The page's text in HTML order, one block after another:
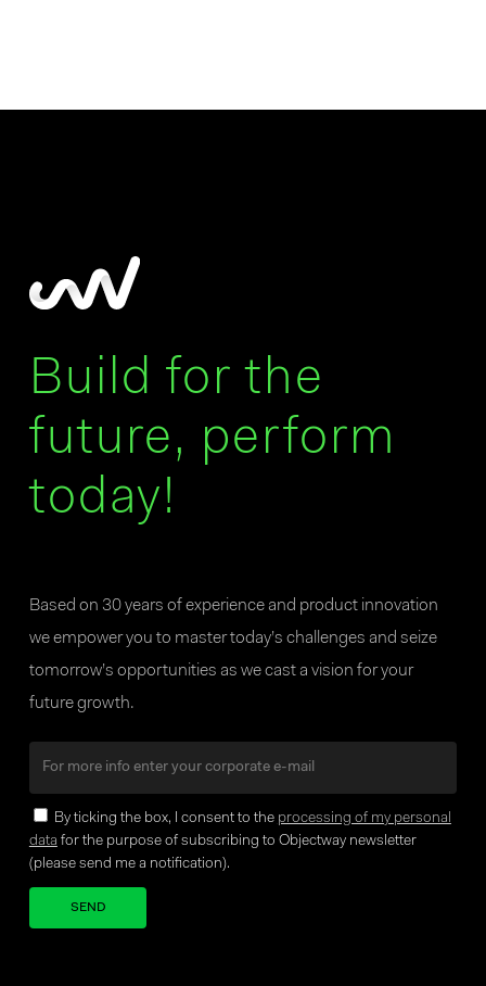
Build for the
future, perform
today!
Based on 30 years of experience and product innovation
we empower you to master today’s challenges and seize
tomorrow’s opportunities as we cast a vision for your
future growth.
By ticking the box, I consent to the processing of my personal
data for the purpose of subscribing to Objectway newsletter
(please send me a notification).